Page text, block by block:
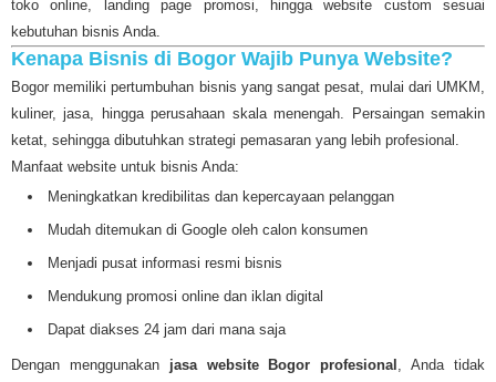
toko online, landing page promosi, hingga website custom sesuai
kebutuhan bisnis Anda.
Kenapa Bisnis di Bogor Wajib Punya Website?
Bogor memiliki pertumbuhan bisnis yang sangat pesat, mulai dari UMKM,
kuliner, jasa, hingga perusahaan skala menengah. Persaingan semakin
ketat, sehingga dibutuhkan strategi pemasaran yang lebih profesional.
Manfaat website untuk bisnis Anda:
Meningkatkan kredibilitas dan kepercayaan pelanggan
Mudah ditemukan di Google oleh calon konsumen
Menjadi pusat informasi resmi bisnis
Mendukung promosi online dan iklan digital
Dapat diakses 24 jam dari mana saja
Dengan menggunakan jasa website Bogor profesional , Anda tidak